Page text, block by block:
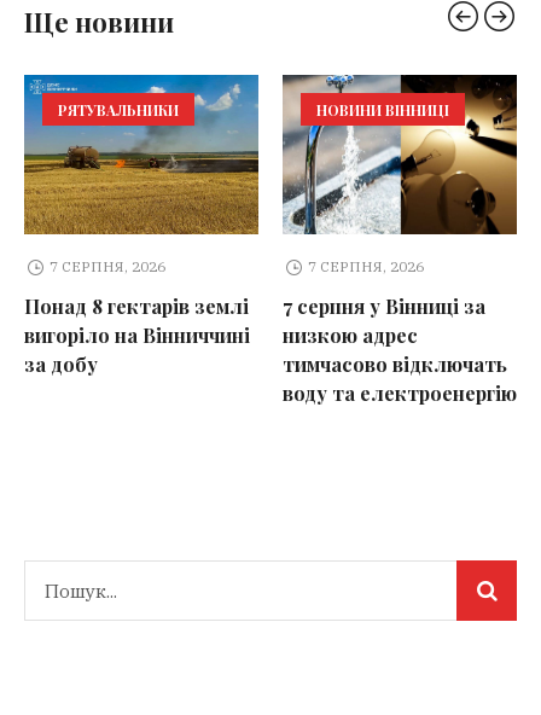
Ще новини
РЯТУВАЛЬНИКИ
7 СЕРПНЯ, 2026
Понад 8 гектарів землі
вигоріло на Вінниччині
за добу
НОВИНИ ВІННИЦІ
7 СЕРПНЯ, 2026
7 серпня у Вінниці за
низкою адрес
тимчасово відключать
воду та електроенергію